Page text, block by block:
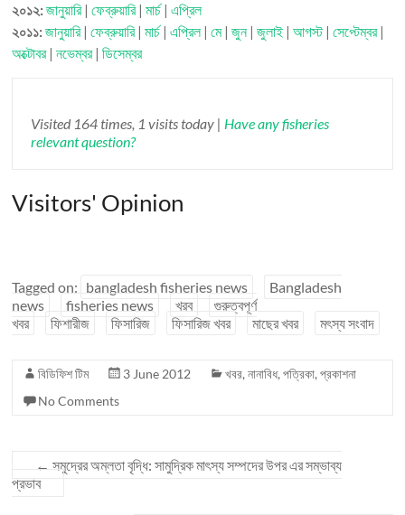
২০১২:জানুয়ারি|ফেব্রুয়ারি|মার্চ|এপ্রিল
২০১১:জানুয়ারি|ফেব্রুয়ারি|মার্চ|এপ্রিল|মে|জুন|জুলাই |আগস্ট|সেপ্টেম্বর|
অক্টোবর|নভেম্বর|ডিসেম্বর
Visited 164 times, 1 visits today | Have any fisheries
relevant question?
Visitors' Opinion
Tagged on: bangladesh fisheries news
Bangladesh
news
fisheries news খরব
গুরুত্বপূর্ণ
খবর
ফিশারীজ ফিসারিজ ফিসারিজ খবর মাছের খবর মৎস্য সংবাদ
বিডিফিশ টিম 3 June 2012 খবর,নানাবিধ,পত্রিকা,প্রকাশনা
No Comments
← সমুদ্রের অম্লতা বৃদ্ধি: সামুদ্রিক মাৎস্য সম্পদের উপর এর সম্ভাব্য
প্রভাব